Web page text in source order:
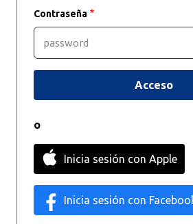
Contraseña
o
Inicia sesión con Apple
Inicia sesión con